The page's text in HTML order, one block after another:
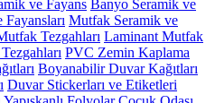
ve Fayans Banyo Seramik ve
Mutfak Seramik ve
Tezgahları Laminant Mutfak
PVC Zemin Kaplama
Boyanabilir Duvar Kağıtları
Duvar Stickerları ve Etiketleri